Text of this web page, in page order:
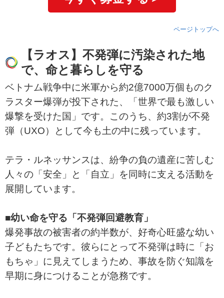
ページトップへ
【ラオス】不発弾に汚染された地
で、命と暮らしを守る
ベトナム戦争中に米軍から約2億7000万個ものク
ラスター爆弾が投下された、「世界で最も激しい
爆撃を受けた国」です。このうち、約3割が不発
弾（UXO）として今も土の中に残っています。
テラ・ルネッサンスは、紛争の負の遺産に苦しむ
人々の「安全」と「自立」を同時に支える活動を
展開しています。
■幼い命を守る「不発弾回避教育」
爆発事故の被害者の約半数が、好奇心旺盛な幼い
子どもたちです。彼らにとって不発弾は時に「お
もちゃ」に見えてしまうため、事故を防ぐ知識を
早期に身につけることが急務です。